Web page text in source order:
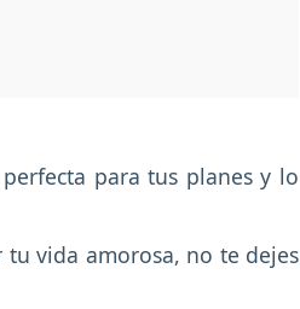
para tus planes y lo
tu vida amorosa, no te dejes